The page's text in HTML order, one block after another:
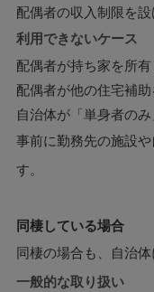
配偶者の収入制限を
利用できないケース
配偶者が持ち家を所
配偶者が他の住宅補
自治体が「単身者の
事前に勤務先の施設
す。
同棲している場合
同棲の場合も、自治体
一般的な取り扱い